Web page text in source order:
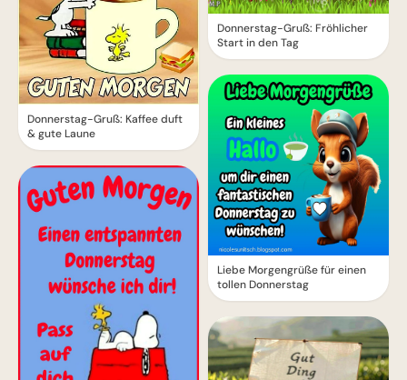
Donnerstag-Gruß: Kaffee duft
& gute Laune
Donnerstag-Gruß: Fröhlicher
Start in den Tag
Liebe Morgengrüße für einen
tollen Donnerstag